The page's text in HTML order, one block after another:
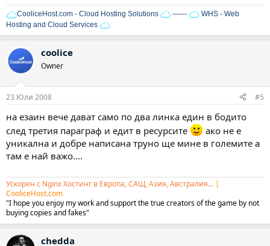
CooliceHost.com - Cloud Hosting Solutions ------
WHS - Web
Hosting and Cloud Services
coolice
Owner
23 Юли 2008 #5
на езаин вече дават само по два линка един в бодито
след третия параграф и едит в ресурсите
ако не е
уникална и добре написана труно ще мине в големите а
там е най важо....
Ускорен с Nginx Хостинг в Европа, САЩ, Азия, Австралия... |
CooliceHost.com
"I hope you enjoy my work and support the true creators of the game by not
buying copies and fakes"
chedda